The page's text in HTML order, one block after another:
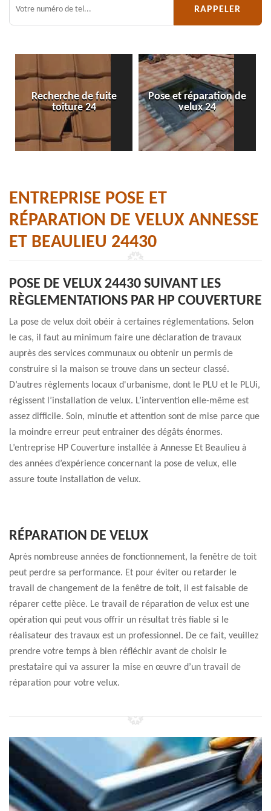
Recherche de fuite
toiture 24
Pose et réparation de
velux 24
ENTREPRISE POSE ET
RÉPARATION DE VELUX ANNESSE
ET BEAULIEU 24430
POSE DE VELUX 24430 SUIVANT LES
RÈGLEMENTATIONS PAR HP COUVERTURE
La pose de velux doit obéir à certaines réglementations. Selon
le cas, il faut au minimum faire une déclaration de travaux
auprès des services communaux ou obtenir un permis de
construire si la maison se trouve dans un secteur classé.
D’autres règlements locaux d'urbanisme, dont le PLU et le PLUi,
régissent l’installation de velux. L’intervention elle-même est
assez difficile. Soin, minutie et attention sont de mise parce que
la moindre erreur peut entrainer des dégâts énormes.
L’entreprise HP Couverture installée à Annesse Et Beaulieu à
des années d’expérience concernant la pose de velux, elle
assure toute installation de velux.
RÉPARATION DE VELUX
Après nombreuse années de fonctionnement, la fenêtre de toit
peut perdre sa performance. Et pour éviter ou retarder le
travail de changement de la fenêtre de toit, il est faisable de
réparer cette pièce. Le travail de réparation de velux est une
opération qui peut vous offrir un résultat très fiable si le
réalisateur des travaux est un professionnel. De ce fait, veuillez
prendre votre temps à bien réfléchir avant de choisir le
prestataire qui va assurer la mise en œuvre d’un travail de
réparation pour votre velux.